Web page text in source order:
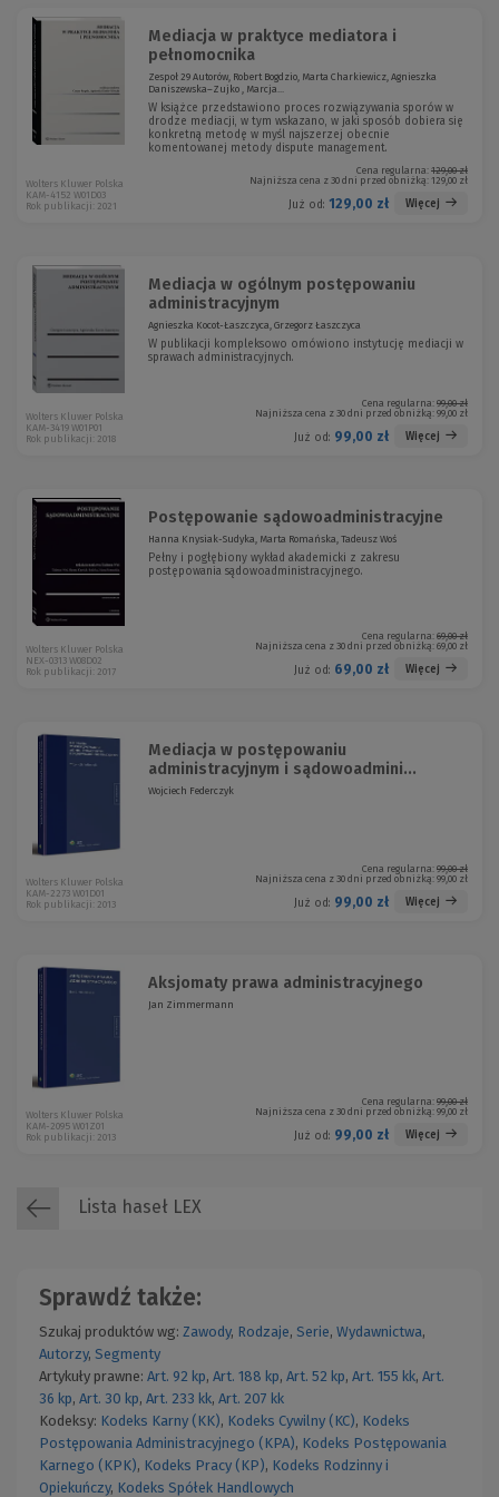
Mediacja w praktyce mediatora i
pełnomocnika
Zespoł 29 Autorów, Robert Bogdzio, Marta Charkiewicz, Agnieszka
Daniszewska–Zujko , Marcja...
W książce przedstawiono proces rozwiązywania sporów w
drodze mediacji, w tym wskazano, w jaki sposób dobiera się
konkretną metodę w myśl najszerzej obecnie
komentowanej metody dispute management.
Cena regularna: 129,00 zł
Najniższa cena z 30 dni przed obniżką: 129,00 zł
Już od: 129,00 zł Więcej
Wolters Kluwer Polska
KAM-4152 W01D03
Rok publikacji: 2021
Mediacja w ogólnym postępowaniu
administracyjnym
Agnieszka Kocot-Łaszczyca, Grzegorz Łaszczyca
W publikacji kompleksowo omówiono instytucję mediacji w
sprawach administracyjnych.
Cena regularna: 99,00 zł
Najniższa cena z 30 dni przed obniżką: 99,00 zł
Już od: 99,00 zł Więcej
Wolters Kluwer Polska
KAM-3419 W01P01
Rok publikacji: 2018
Postępowanie sądowoadministracyjne
Hanna Knysiak-Sudyka, Marta Romańska, Tadeusz Woś
Pełny i pogłębiony wykład akademicki z zakresu
postępowania sądowoadministracyjnego.
Cena regularna: 69,00 zł
Najniższa cena z 30 dni przed obniżką: 69,00 zł
Już od: 69,00 zł Więcej
Wolters Kluwer Polska
NEX-0313 W08D02
Rok publikacji: 2017
Mediacja w postępowaniu
administracyjnym i sądowoadmini...
Wojciech Federczyk
Cena regularna: 99,00 zł
Najniższa cena z 30 dni przed obniżką: 99,00 zł
Już od: 99,00 zł Więcej
Wolters Kluwer Polska
KAM-2273 W01D01
Rok publikacji: 2013
Aksjomaty prawa administracyjnego
Jan Zimmermann
Cena regularna: 99,00 zł
Najniższa cena z 30 dni przed obniżką: 99,00 zł
Już od: 99,00 zł Więcej
Wolters Kluwer Polska
KAM-2095 W01Z01
Rok publikacji: 2013
Lista haseł LEX
Sprawdź także:
Szukaj produktów wg: Zawody, Rodzaje, Serie, Wydawnictwa,
Autorzy, Segmenty
Artykuły prawne: Art. 92 kp, Art. 188 kp, Art. 52 kp, Art. 155 kk, Art.
36 kp, Art. 30 kp, Art. 233 kk, Art. 207 kk
Kodeksy: Kodeks Karny (KK), Kodeks Cywilny (KC), Kodeks
Postępowania Administracyjnego (KPA), Kodeks Postępowania
Karnego (KPK), Kodeks Pracy (KP), Kodeks Rodzinny i
Opiekuńczy, Kodeks Spółek Handlowych